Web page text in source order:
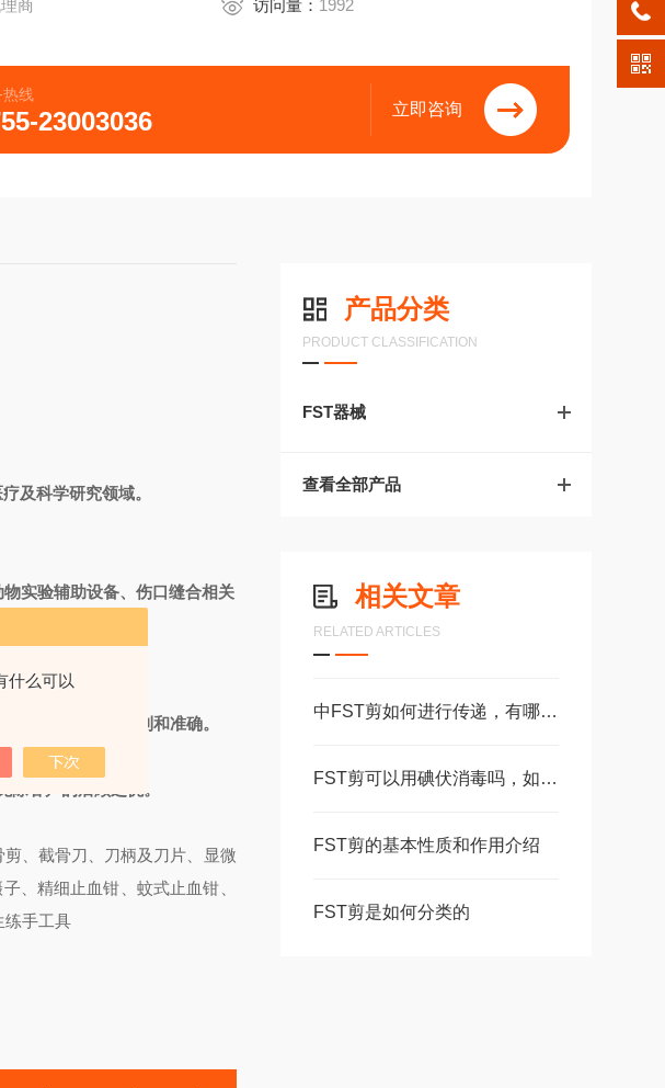
什么可以
商 访问量： 1992
热线
23003036 立即咨询
产品分类
PRODUCT CLASSIFICATION
FST器械
查看全部产品
相关文章
RELATED ARTICLES
中FST剪如何进行传递，有哪些执剪方式？
FST剪可以用碘伏消毒吗，如何消毒？
FST剪的基本性质和作用介绍
FST剪是如何分类的
及科学研究领域。
实验辅助设备、伤口缝合相关
使等操作更为便利和准确。
除客户的后顾之忧。
、截骨刀、刀柄及刀片、显微
、精细止血钳、蚊式止血钳、
练手工具